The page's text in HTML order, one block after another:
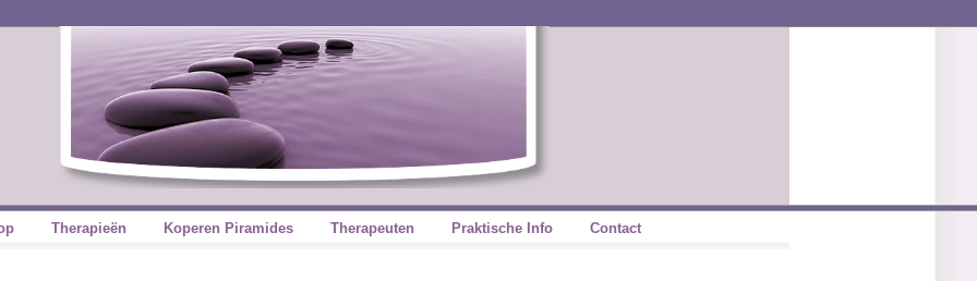
Therapieën Koperen Piramides Therapeuten Praktische Info Contact